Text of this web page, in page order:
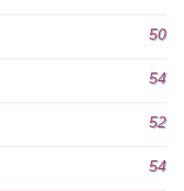
50
54
52
54